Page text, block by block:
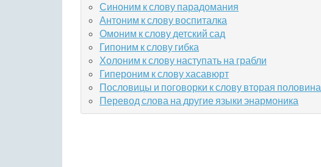
Синоним к слову парадомания
Антоним к слову воспиталка
Омоним к слову детский сад
Гипоним к слову гибка
Холоним к слову наступать на грабли
Гипероним к слову хасавюрт
Пословицы и поговорки к слову вторая половина
Перевод слова на другие языки энармоника